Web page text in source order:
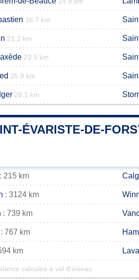
16.7 km
21.2 km
23.5 km
25.8 km
28.1 km
ÉVARISTE-DE-
: 215 km
: 3124 km
: 739 km
: 767 km
km Laval
calculée à vol d'oiseau